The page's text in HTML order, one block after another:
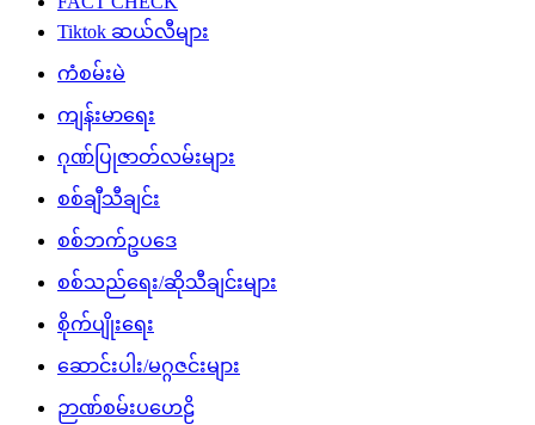
Tiktok ဆယ်လီများ
ကံစမ်းမဲ
ကျန်းမာရေး
ဂုဏ်ပြုဇာတ်လမ်းများ
စစ်ချီသီချင်း
စစ်ဘက်ဥပဒေ
စစ်သည်ရေး/ဆိုသီချင်းများ
စိုက်ပျိုးရေး
ဆောင်းပါး/မဂ္ဂဇင်းများ
ဉာဏ်စမ်းပဟေဠိ